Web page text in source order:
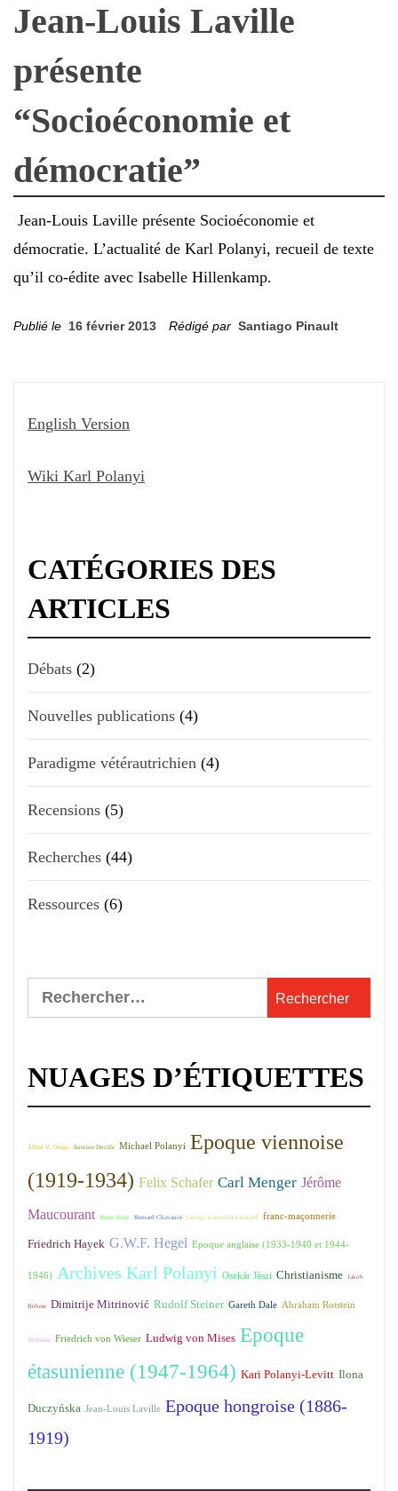
Jean-Louis Laville
présente
“Socioéconomie et
démocratie”
Jean-Louis Laville présente Socioéconomie et
démocratie. L’actualité de Karl Polanyi, recueil de texte
qu’il co-édite avec Isabelle Hillenkamp.
Publié le 16 février 2013 Rédigé par Santiago Pinault
English Version
Wiki Karl Polanyi
CATÉGORIES DES
ARTICLES
Débats (2)
Nouvelles publications (4)
Paradigme vétérautrichien (4)
Recensions (5)
Recherches (44)
Ressources (6)
Rechercher :
NUAGES D’ÉTIQUETTES
Alfred R. Orage Antoine Deville Michael Polanyi Epoque viennoise
(1919-1934) Felix Schafer Carl Menger Jérôme
Maucourant Pierre Alary Bernard Chavance George Ivanovich Gurdjieff franc-maçonnerie
Friedrich Hayek G.W.F. Hegel Epoque anglaise (1933-1940 et 1944-
1946) Archives Karl Polanyi Oszkár Jászi Christianisme Jakob
Böhme Dimitrije Mitrinović Rudolf Steiner Gareth Dale Abraham Rotstein
Alchimie Friedrich von Wieser Ludwig von Mises Epoque
étasunienne (1947-1964) Kari Polanyi-Levitt Ilona
Duczyńska Jean-Louis Laville Epoque hongroise (1886-
1919)